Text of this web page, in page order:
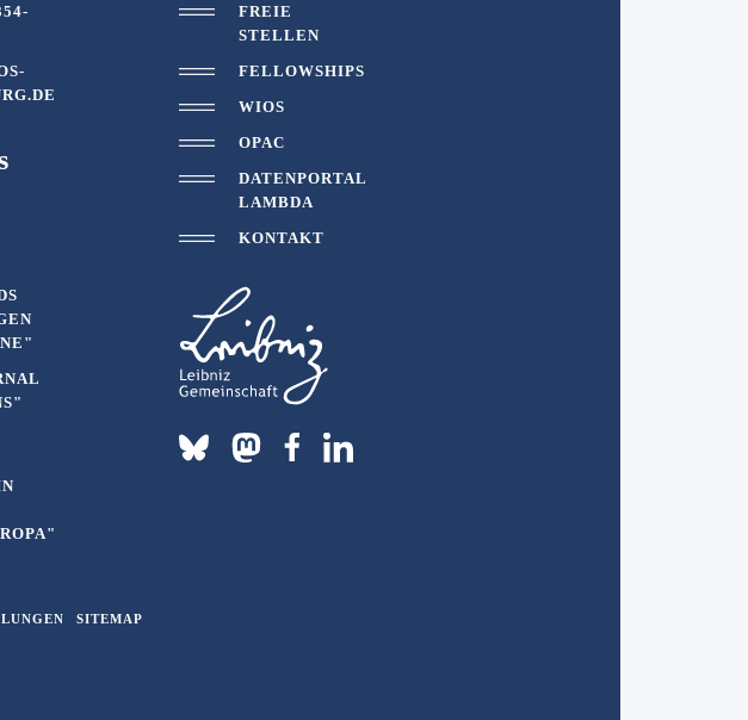
FREIE
STELLEN
FELLOWSHIPS
WIOS
OPAC
DATENPORTAL
LAMBDA
KONTAKT
SITEMAP